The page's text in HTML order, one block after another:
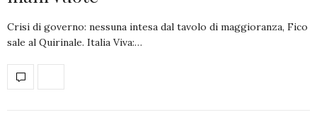
Crisi di governo: nessuna intesa dal tavolo di maggioranza, Fico
sale al Quirinale. Italia Viva:…